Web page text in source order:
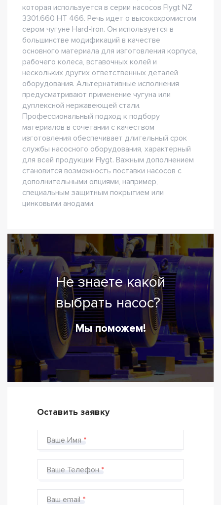
которая используется в серии насосов Flygt NZ
3301.660 HT 466. Речь идет о высокохромистом
сером чугуне Hard-Iron. Он используется в
большинстве модификаций в качестве
основного материала для изготовления корпуса,
рабочего колеса, вставочных колей и
нескольких других ответственных деталей
оборудования. Альтернативные исполнения
предусматривают применение чугуна или
дуплексной нержавеющей стали.
Профессиональный подход к подбору
материалов в сочетании с качеством
изготовления обеспечивает длительный срок
службы насосного оборудования, характерный
для всей продукции Flygt. Важным дополнением
становится возможность поставки насосов с
дополнительными опциями, например,
специальным защитным покрытием или
цинковыми анодами.
Не знаете какой
выбрать насос?
Мы поможем!
Оставить заявку
Ваше Имя
Ваше Телефон
Ваш email